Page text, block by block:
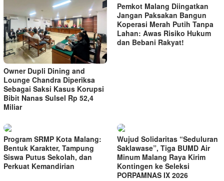
Owner Dupli Dining and
Lounge Chandra Diperiksa
Sebagai Saksi Kasus Korupsi
Bibit Nanas Sulsel Rp 52,4
Miliar
Pemkot Malang Diingatkan
Jangan Paksakan Bangun
Koperasi Merah Putih Tanpa
Lahan: Awas Risiko Hukum
dan Bebani Rakyat!
Program SRMP Kota Malang:
Bentuk Karakter, Tampung
Siswa Putus Sekolah, dan
Perkuat Kemandirian
Wujud Solidaritas “Seduluran
Saklawase”, Tiga BUMD Air
Minum Malang Raya Kirim
Kontingen ke Seleksi
PORPAMNAS IX 2026